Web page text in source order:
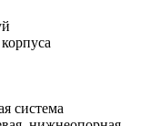
система